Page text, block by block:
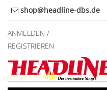
Direkt
zum
Inhalt
shop@headline-dbs.de
ANMELDEN /
REGISTRIEREN